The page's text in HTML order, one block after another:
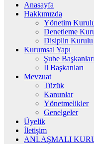
Anasayfa
Hakkımızda
Yönetim
Denetleme
Disiplin Kurulu
Kurumsal Yapı
Şube Başkanları
İl Başkanları
Mevzuat
Tüzük
Kanunlar
Yönetmelikler
Genelgeler
Üyelik
İletişim
ANLAŞMALI